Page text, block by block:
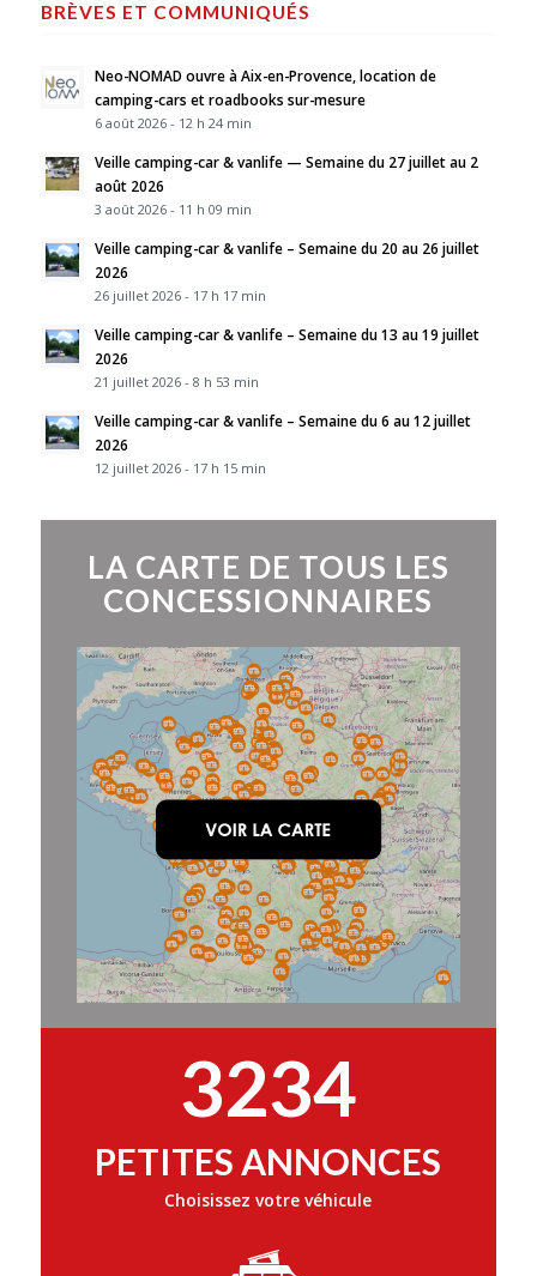
BRÈVES ET COMMUNIQUÉS
Neo-NOMAD ouvre à Aix-en-Provence, location de
camping-cars et roadbooks sur-mesure
6 août 2026 - 12 h 24 min
Veille camping-car & vanlife — Semaine du 27 juillet au 2
août 2026
3 août 2026 - 11 h 09 min
Veille camping-car & vanlife – Semaine du 20 au 26 juillet
2026
26 juillet 2026 - 17 h 17 min
Veille camping-car & vanlife – Semaine du 13 au 19 juillet
2026
21 juillet 2026 - 8 h 53 min
Veille camping-car & vanlife – Semaine du 6 au 12 juillet
2026
12 juillet 2026 - 17 h 15 min
LA CARTE DE TOUS LES
CONCESSIONNAIRES
3234
PETITES ANNONCES
Choisissez votre véhicule